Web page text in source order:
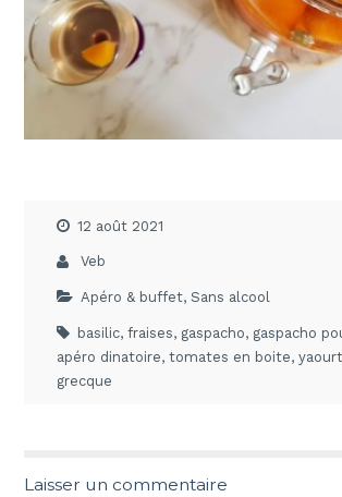
12 août 2021
Veb
Apéro & buffet,Sans alcool
basilic,fraises, gaspacho, gaspacho
apéro dinatoire,tomates en boite,yaourt
grecque
Laisser un commentaire